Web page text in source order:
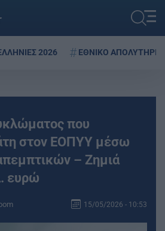
2026 ΕΘΝΙΚΟ ΑΠΟΛΥΤΗΡΙΟ
που
στον ΕΟΠΥΥ μέσω
– Ζημιά
ευρώ
15/05/2026 - 10:53